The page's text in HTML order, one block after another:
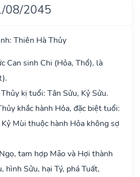
08/2045
Thiên Hà Thủy
Can sinh Chi (Hỏa, Thổ), là
kị tuổi: Tân Sửu, Kỷ Sửu.
khắc hành Hỏa, đặc biệt tuổi:
Mùi thuộc hành Hỏa không sợ
tam hợp Mão và Hợi thành
hình Sửu, hại Tý, phá Tuất,